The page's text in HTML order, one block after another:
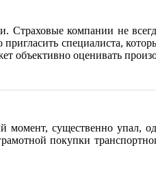
компании не
специалиста,
объективно оценивать
существенно упал,
покупки